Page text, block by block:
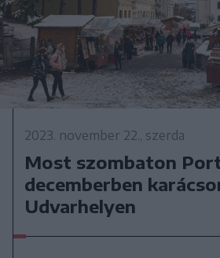
2023. november 22., szerda
Most szombaton
decemberben
Udvarhelyen